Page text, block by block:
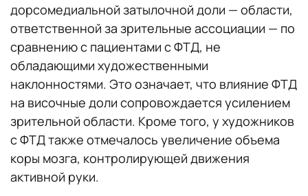
дорсомедиальной затылочной доли — области,
ответственной за зрительные ассоциации — по
сравнению с пациентами с ФТД, не
обладающими художественными
наклонностями. Это означает, что влияние ФТД
на височные доли сопровождается усилением
зрительной области. Кроме того, у художников
с ФТД также отмечалось увеличение объема
коры мозга, контролирующей движения
активной руки.